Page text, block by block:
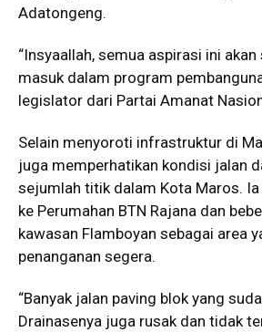
Adatongeng.
“Insyaallah, semua aspirasi ini
masuk dalam program
legislator dari Partai Amanat
Selain menyoroti infrastruktur di
juga memperhatikan kondisi jalan
sejumlah titik dalam Kota Maros.
ke Perumahan BTN Rajana dan
kawasan Flamboyan sebagai area
penanganan segera.
“Banyak jalan paving blok yang
Drainasenya juga rusak dan tidak